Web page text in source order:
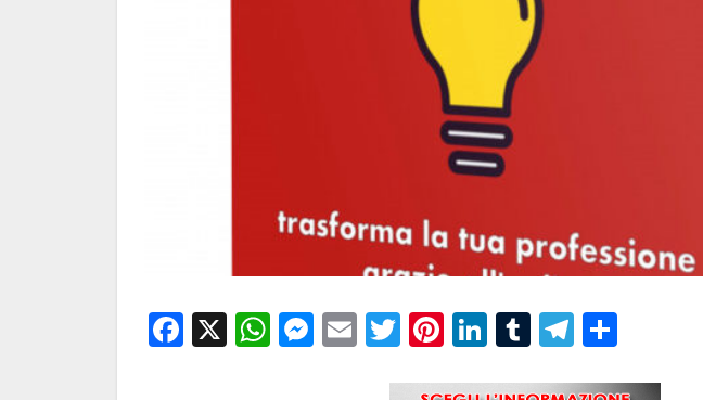
Facebook
X WhatsApp
Messenger
EmailTwitter
Pinterest
LinkedIn
TumblrTelegram